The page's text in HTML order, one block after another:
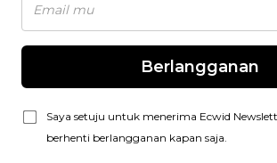
Berlangganan
Saya setuju untuk menerima Ecwid
berhenti berlangganan kapan saja.